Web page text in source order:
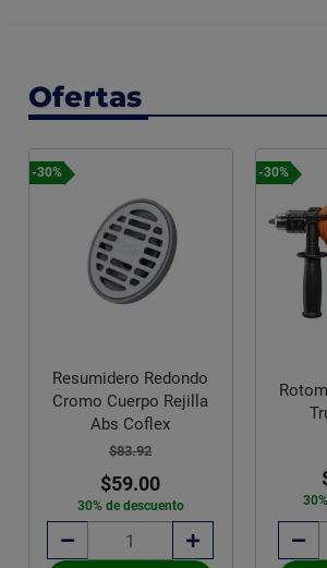
Ofertas
-30%
Resumidero Redondo
Cromo Cuerpo Rejilla
Abs Coflex
$83.92
$59.00
30% de descuento
-30%